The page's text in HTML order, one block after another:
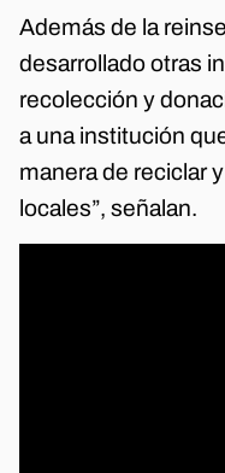
Además de la
desarrollado otras
recolección y
a una institución
manera de reciclar
locales”, señalan.